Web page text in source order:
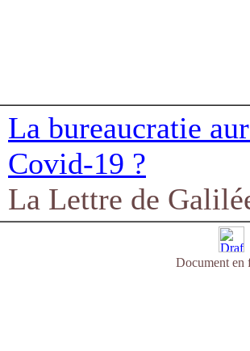
La bureaucratie
Covid-19 ?
La Lettre de
Document en